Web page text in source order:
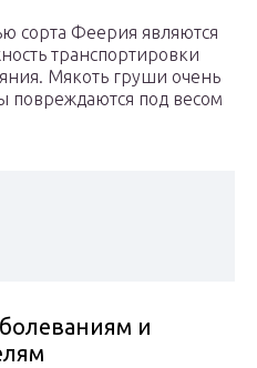
сорта Феерия являются
транспортировки
Мякоть груши очень
повреждаются под весом
и